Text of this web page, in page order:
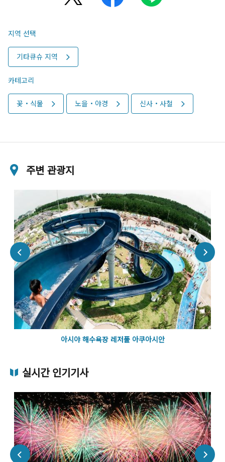
지역 선택
기타큐슈 지역
카테고리
꽃・식물 노을・야경 신사・사철
주변 관광지
아시야 해수욕장 레저풀 아쿠아시안
실시간 인기기사